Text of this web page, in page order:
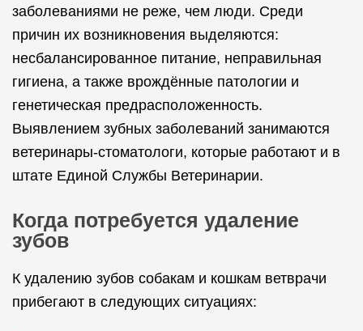
заболеваниями не реже, чем люди. Среди
причин их возникновения выделяются:
несбалансированное питание, неправильная
гигиена, а также врождённые патологии и
генетическая предрасположенность.
Выявлением зубных заболеваний занимаются
ветеринары-стоматологи, которые работают и в
штате Единой Службы Ветеринарии.
Когда потребуется удаление
зубов
К удалению зубов собакам и кошкам ветврачи
прибегают в следующих ситуациях: